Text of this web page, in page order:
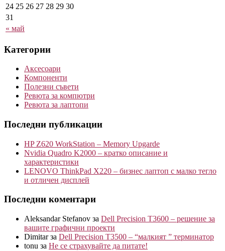
« май
24 25 26 27 28 29 30
31
Категории
Аксесоари
Компоненти
Полезни съвети
Ревюта за компютри
Ревюта за лаптопи
Последни публикации
HP Z620 WorkStation – Memory Upgarde
Nvidia Quadro K2000 – кратко описание и
характеристики
LENOVO ThinkPad X220 – бизнес лаптоп с малко тегло
и отличен дисплей
Последни коментари
Aleksandar Stefanov за Dell Precision T3600 – решение за
вашите графични проекти
Dimitarза Dell Precision T3500 – “малкият ” терминатор
tonu за Не се страхувайте да питате!